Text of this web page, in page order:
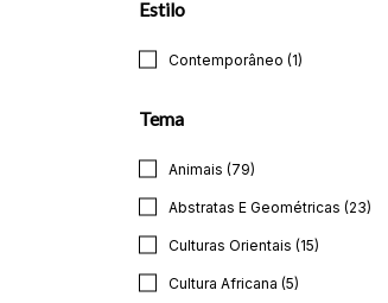
Estilo
Contemporâneo (1)
Tema
Animais (79)
Abstratas E Geométricas (23)
Culturas Orientais (15)
Cultura Africana (5)